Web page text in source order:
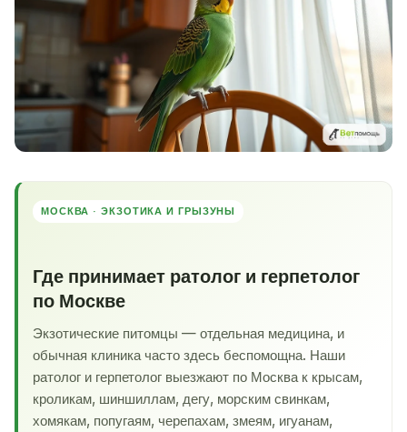
МОСКВА · ЭКЗОТИКА И ГРЫЗУНЫ
Где принимает ратолог и герпетолог
по Москве
Экзотические питомцы — отдельная медицина, и
обычная клиника часто здесь беспомощна. Наши
ратолог и герпетолог выезжают по Москва к крысам,
кроликам, шиншиллам, дегу, морским свинкам,
хомякам, попугаям, черепахам, змеям, игуанам,